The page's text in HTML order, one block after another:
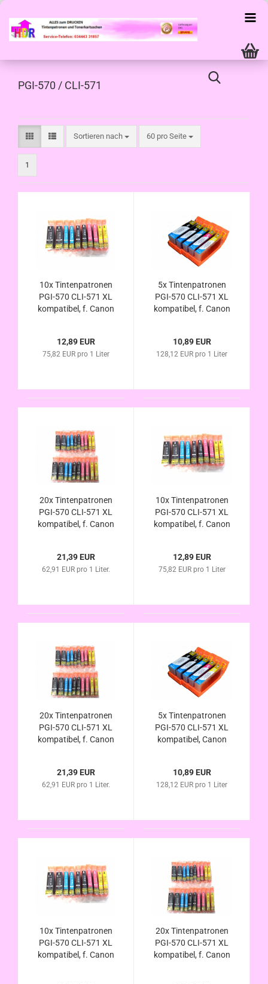
PGI-570 / CLI-571
Sortieren nach
Sortieren nach 60 pro Seite
pro Seite
1
10x Tintenpatronen
PGI-570 CLI-571 XL
kompatibel, f. Canon
MG5753 im
Vorteilspack
12,89 EUR
75,82 EUR pro 1 Liter
5x Tintenpatronen
PGI-570 CLI-571 XL
kompatibel, f. Canon
MG5753 im
Vorteilspack
10,89 EUR
128,12 EUR pro 1 Liter
20x Tintenpatronen
PGI-570 CLI-571 XL
kompatibel, f. Canon
MG5753 im
Vorteilspack
21,39 EUR
62,91 EUR pro 1 Liter.
10x Tintenpatronen
PGI-570 CLI-571 XL
kompatibel, f. Canon
MG6853 im
Vorteilspack
12,89 EUR
75,82 EUR pro 1 Liter
20x Tintenpatronen
PGI-570 CLI-571 XL
kompatibel, f. Canon
MG6853 im
Vorteilspack
21,39 EUR
62,91 EUR pro 1 Liter.
5x Tintenpatronen
PGI-570 CLI-571 XL
kompatibel, Canon
MG6853,
Vorteilspack
10,89 EUR
128,12 EUR pro 1 Liter
10x Tintenpatronen
PGI-570 CLI-571 XL
kompatibel, f. Canon
20x Tintenpatronen
PGI-570 CLI-571 XL
kompatibel, f. Canon